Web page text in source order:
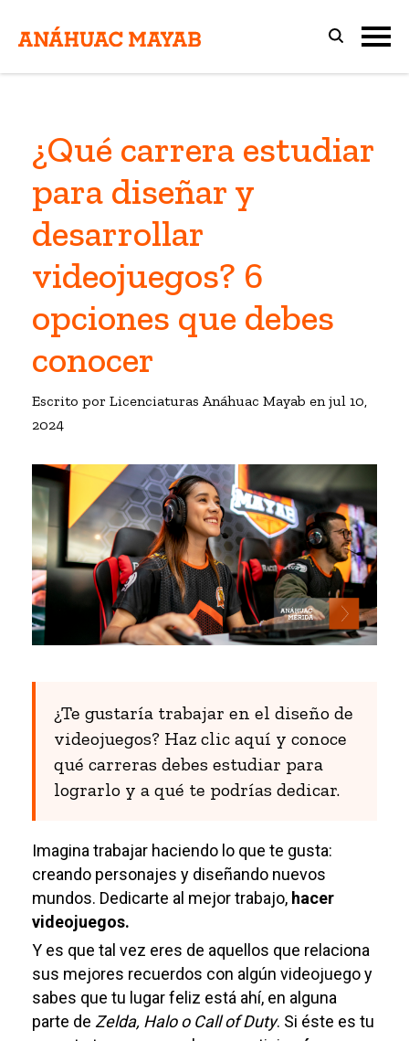
¿Qué carrera estudiar
para diseñar y
desarrollar
videojuegos? 6
opciones que debes
conocer
Escrito por Licenciaturas Anáhuac Mayab enjul 10,
2024
¿Te gustaría trabajar en el diseño de
videojuegos? Haz clic aquí y conoce
qué carreras debes estudiar para
lograrlo y a qué te podrías dedicar.
Imagina trabajar haciendo lo que te gusta:
creando personajes y diseñando nuevos
mundos. Dedicarte al mejor trabajo, hacer
videojuegos.
Y es que tal vez eres de aquellos que relaciona
sus mejores recuerdos con algún videojuego y
sabes que tu lugar feliz está ahí, en alguna
parte de Zelda, Halo o Call of Duty. Si éste es tu